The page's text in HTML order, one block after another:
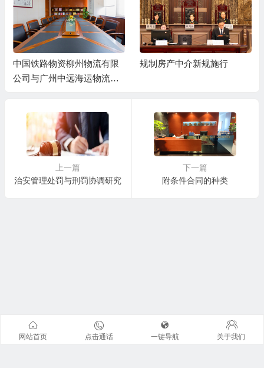
中国铁路物资柳州物流有限
公司与广州中远海运物流有
民事判决书
规制房产中介新规施行
上一篇
治安管理处罚与刑罚协调研究
下一篇
附条件合同的种类
网站首页 点击通话 一键导航 关于我们